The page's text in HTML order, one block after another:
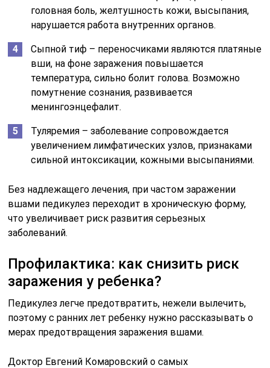
головная боль, желтушность кожи, высыпания,
нарушается работа внутренних органов.
Сыпной тиф – переносчиками являются платяные
вши, на фоне заражения повышается
температура, сильно болит голова. Возможно
помутнение сознания, развивается
менингоэнцефалит.
Туляремия – заболевание сопровождается
увеличением лимфатических узлов, признаками
сильной интоксикации, кожными высыпаниями.
Без надлежащего лечения, при частом заражении
вшами педикулез переходит в хроническую форму,
что увеличивает риск развития серьезных
заболеваний.
Профилактика: как снизить риск
заражения у ребенка?
Педикулез легче предотвратить, нежели вылечить,
поэтому с ранних лет ребенку нужно рассказывать о
мерах предотвращения заражения вшами.
Доктор Евгений Комаровский о самых